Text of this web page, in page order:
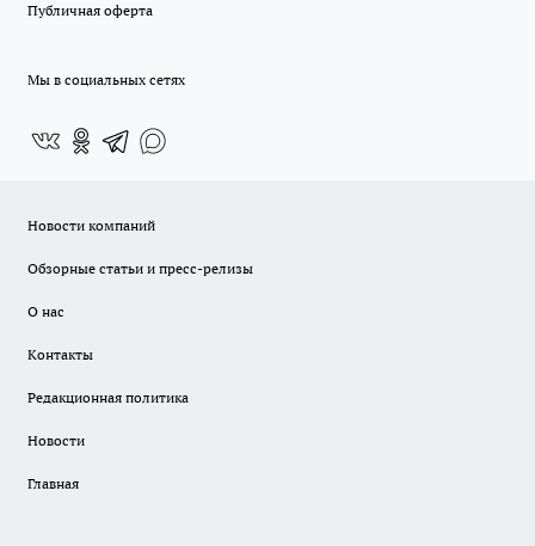
Публичная оферта
Мы в социальных сетях
Новости компаний
Обзорные статьи и пресс-релизы
О нас
Контакты
Редакционная политика
Новости
Главная